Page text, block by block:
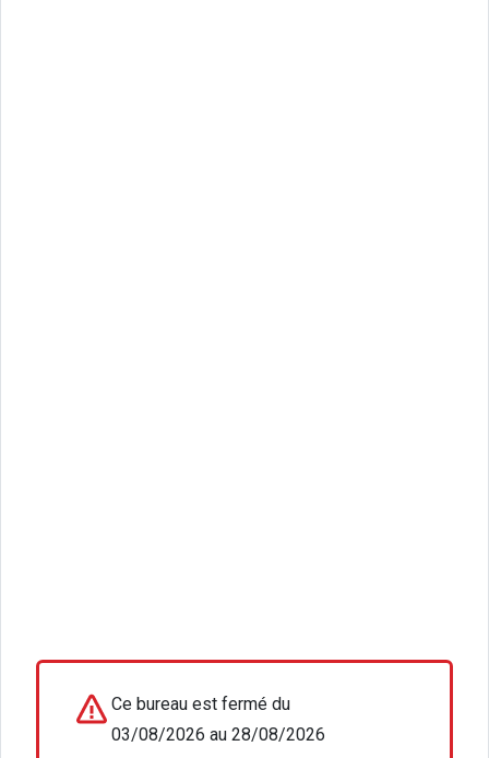
Ce bureau est fermé du
03/08/2026 au 28/08/2026